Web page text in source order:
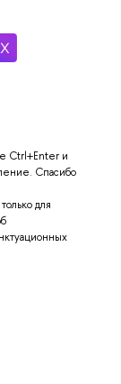
Ctrl+Enter и
Спасибо
для